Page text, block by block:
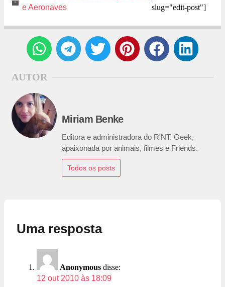
e Aeronaves
slug="edit-post"]
AUTOR
Miriam Benke
Editora e administradora do R'NT. Geek,
apaixonada por animais, filmes e Friends.
Todos os posts
Uma resposta
Anonymous disse:
12 out 2010 às 18:09